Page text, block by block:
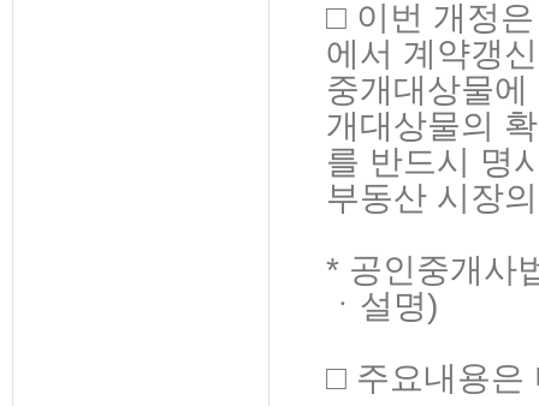
□ 이번 개정
에서 계약갱
중개대상물
개대상물의
를 반드시 명
부동산 시장
* 공인중개사
ㆍ설명)
□ 주요내용은